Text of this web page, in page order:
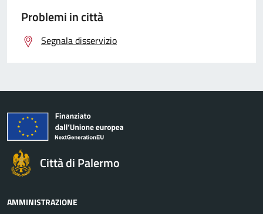
Problemi in città
Segnala disservizio
Città di Palermo
AMMINISTRAZIONE